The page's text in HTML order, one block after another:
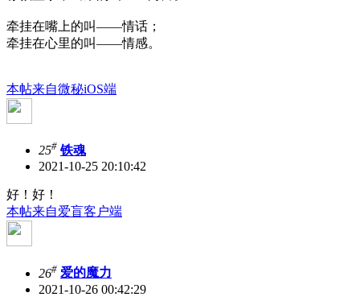
牵挂在嘴上的叫——情话；
牵挂在心里的叫——情感。
本帖来自微秘iOS端
25# 铁魂
2021-10-25 20:10:42
好！好！
本帖来自爱盲客户端
26# 爱的魔力
2021-10-26 00:42:29